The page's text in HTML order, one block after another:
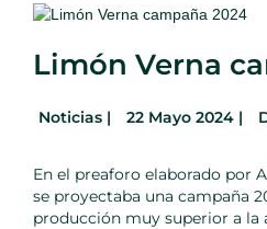
Limón Verna
Noticias | 22 Mayo 2024 |
En el preaforo elaborado por
se proyectaba una campaña
producción muy superior a la